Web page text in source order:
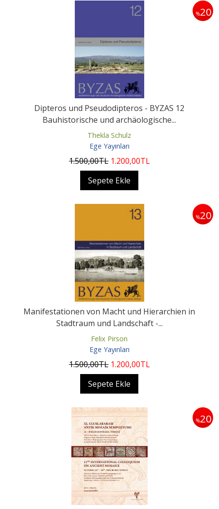
%20
Dipteros und Pseudodipteros - BYZAS 12
Bauhistorische und archäologische...
Thekla Schulz
Ege Yayınları
1.500,00TL 1.200,00TL
Sepete Ekle
%20
Manifestationen von Macht und Hierarchien in
Stadtraum und Landschaft -...
Felix Pirson
Ege Yayınları
1.500,00TL 1.200,00TL
Sepete Ekle
%20